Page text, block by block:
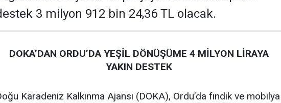
3 milyon 912 bin 24,36 TL olacak.
DOKA’DAN ORDU’DA YEŞİL DÖNÜŞÜME 4 MİLYON LİRAYA
YAKIN DESTEK
Karadeniz Kalkınma Ajansı (DOKA), Ordu’da fındık ve mobilya